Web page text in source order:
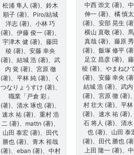
松浦 隼人 (著)、鈴木
順子 (著)、Piro/結城
洋志 (著)、小林 巧
(著)、伊藤 俊一 (著)、
宇津木 健 (著)、藤田
稜 (著)、安藤 幸央
(著)、結城 浩 (著)、武
内 覚 (著)、宮原 徹
(著)、平林 純 (著)、く
つなりょうすけ (著)、
職業「戸倉 彩」
(著)、清水 琢也 (著)、
速水 祐 (著)、重村 浩
二 (著)、mattn (著)、
山田 泰宏 (著)、田代
勝也 (著)、青木 裕哉
(著)、eban (著)、中村
中西 崇文 (著)、中
伸一 (著)、橘 慎
(著)、安部 晃生 (著)
横山 直敬 (著)、
真哉 (著)、藤原
(著)、飯塚 修平 (著)
足立 昌彦 (著)、
稜 (著)、やまねひ
(著)、安藤 幸央 (著)
結城 浩 (著)、武内
(著)、宮原 徹 (著)
村 壮大 (著)、平
(著)、速水 祐 (著)
石 将人 (著)、清
也 (著)、山田 泰
(著)、田代 勝也 (著)
上田 隆一 (著)、